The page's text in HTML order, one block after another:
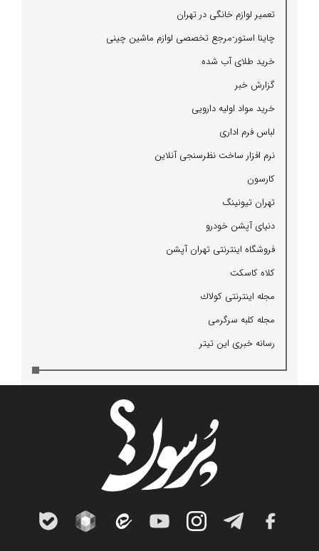
تعمیر لوازم خانگی در تهران
چاینا استور-مرجع تخصصی لوازم ماشین چینی
خرید طلای آب شده
گزارش خبر
خرید مواد اولیه دارویی
لباس فرم اداری
نرم افزار ساخت نظرسنجی آنلاین
كارسون
تهران تیونینگ
دنیای آپشن خودرو
فروشگاه اینترنتی تهران آپشن
كلاه كاسكت
مجله اینترنتی كولاك
مجله كلبه سرگرمی
رسانه خبری این تیتر